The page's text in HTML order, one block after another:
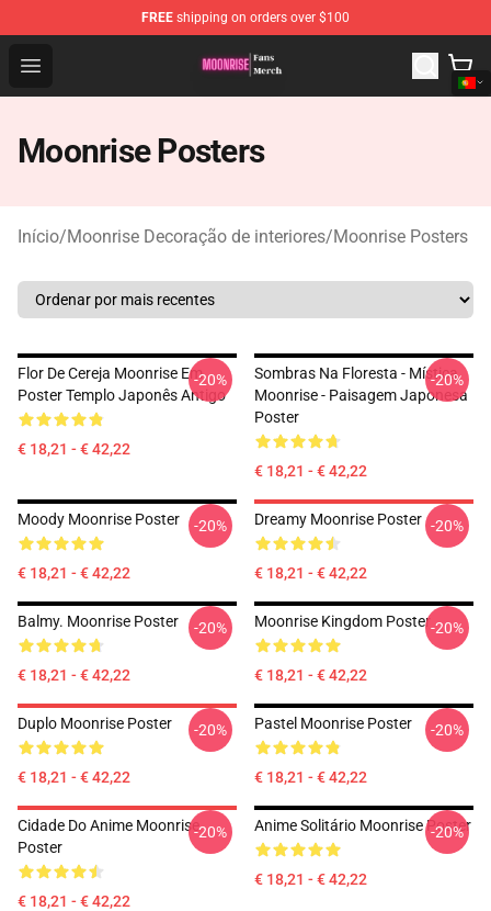
FREE shipping on orders over $100
Open menu
Moonrise Store - Official Moonrise Merchandise Shop
Moonrise Posters
Início/Moonrise Decoração de interiores/Moonrise Posters
Flor De Cereja Moonrise Em
Poster Templo Japonês Antigo
€ 18,21 - € 42,22
-20%
Sombras Na Floresta - Mística
Moonrise - Paisagem Japonesa
Poster
€ 18,21 - € 42,22
-20%
Moody Moonrise Poster
€ 18,21 - € 42,22
-20% Dreamy Moonrise Poster
€ 18,21 - € 42,22
-20%
Balmy. Moonrise Poster
€ 18,21 - € 42,22
-20% Moonrise Kingdom Poster
€ 18,21 - € 42,22
-20%
Duplo Moonrise Poster
€ 18,21 - € 42,22
-20% Pastel Moonrise Poster
€ 18,21 - € 42,22
-20%
Cidade Do Anime Moonrise
Poster
€ 18,21 - € 42,22
-20% Anime Solitário Moonrise Poster
€ 18,21 - € 42,22
-20%